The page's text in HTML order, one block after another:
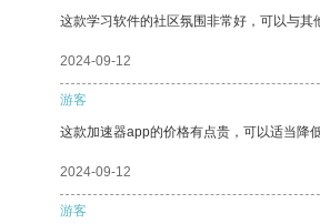
这款学习软件的社区氛围非常好，可以与其
2024-09-12
游客
这款加速器app的价格有点贵，可以适当降
2024-09-12
游客